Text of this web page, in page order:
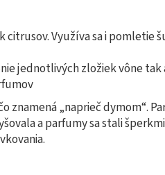
Využíva sa i pomletie
jednotlivých zložiek vône tak
„naprieč dymom“.
a parfumy sa stali